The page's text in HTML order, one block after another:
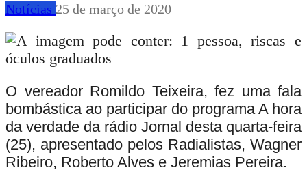
Notícias 25 de março de 2020
O vereador Romildo Teixeira, fez uma fala
bombástica ao participar do programa A hora
da verdade da rádio Jornal desta quarta-feira
(25), apresentado pelos Radialistas, Wagner
Ribeiro, Roberto Alves e Jeremias Pereira.